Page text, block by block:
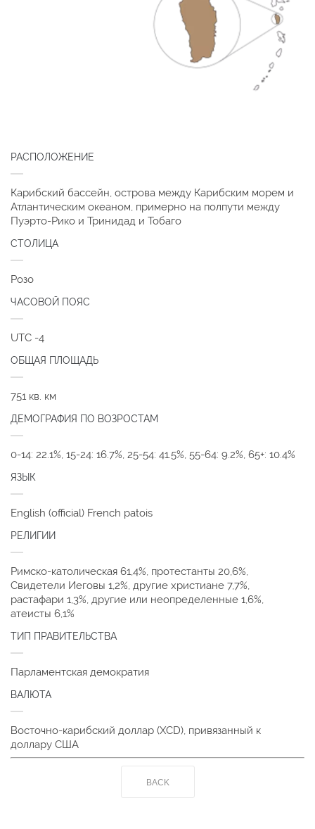
РАСПОЛОЖЕНИЕ
Карибский бассейн, острова между Карибским морем и
Атлантическим океаном, примерно на полпути между
Пуэрто-Рико и Тринидад и Тобаго
СТОЛИЦА
Розо
ЧАСОВОЙ ПОЯС
UTC -4
ОБЩАЯ ПЛОЩАДЬ
751 кв. км
ДЕМОГРАФИЯ ПО ВОЗРОСТАМ
0-14: 22.1%, 15-24: 16.7%, 25-54: 41.5%, 55-64: 9.2%, 65+: 10.4%
ЯЗЫК
English (official) French patois
РЕЛИГИИ
Римско-католическая 61,4%, протестанты 20,6%,
Свидетели Иеговы 1,2%, другие христиане 7,7%,
растафари 1,3%, другие или неопределенные 1,6%,
атеисты 6,1%
ТИП ПРАВИТЕЛЬСТВА
Парламентская демократия
ВАЛЮТА
Восточно-карибский доллар (XCD), привязанный к
доллару США
BACK